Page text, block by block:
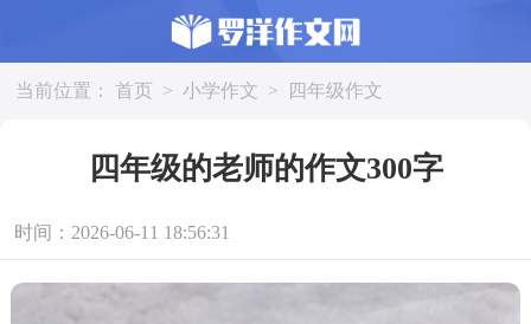
当前位置： 首页 > 小学作文 > 四年级作文
四年级的老师的作文300字
时间：2026-06-11 18:56:31